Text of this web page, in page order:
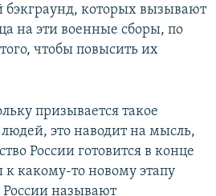
бэкграунд, которых вызывают
на эти военные сборы, по
чтобы повысить их
призывается такое
это наводит на мысль,
России готовится в конце
какому-то новому этапу
называют